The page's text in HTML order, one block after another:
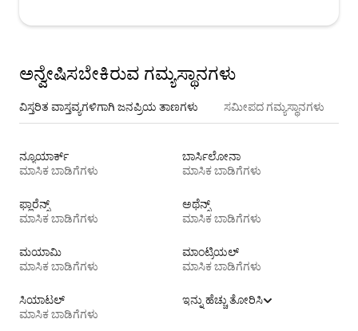
ಅನ್ವೇಷಿಸಬೇಕಿರುವ ಗಮ್ಯಸ್ಥಾನಗಳು
ವಿಸ್ತರಿತ ವಾಸ್ತವ್ಯಗಳಿಗಾಗಿ ಜನಪ್ರಿಯ ತಾಣಗಳು ಸಮೀಪದ ಗಮ್ಯಸ್ಥಾನಗಳು
ನ್ಯೂಯಾರ್ಕ್
ಮಾಸಿಕ ಬಾಡಿಗೆಗಳು
ಬಾರ್ಸಿಲೋನಾ
ಮಾಸಿಕ ಬಾಡಿಗೆಗಳು
ಫ್ಲಾರೆನ್ಸ್
ಮಾಸಿಕ ಬಾಡಿಗೆಗಳು
ಅಥೆನ್ಸ್
ಮಾಸಿಕ ಬಾಡಿಗೆಗಳು
ಮಯಾಮಿ
ಮಾಸಿಕ ಬಾಡಿಗೆಗಳು
ಮಾಂಟ್ರಿಯಲ್
ಮಾಸಿಕ ಬಾಡಿಗೆಗಳು
ಸಿಯಾಟಲ್
ಮಾಸಿಕ ಬಾಡಿಗೆಗಳು
ಇನ್ನು ಹೆಚ್ಚು ತೋರಿಸಿ